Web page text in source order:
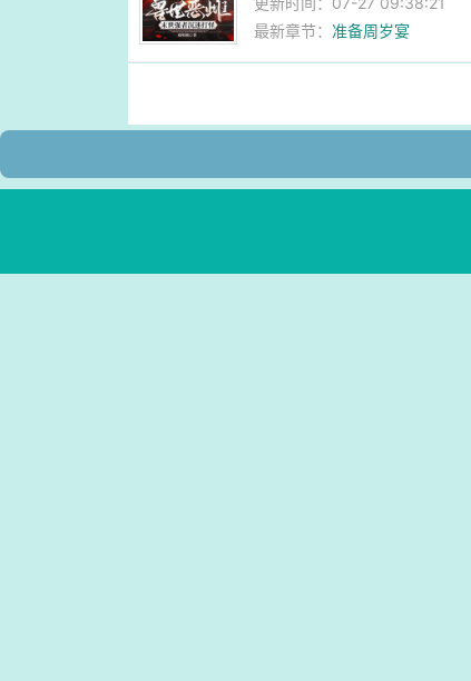
最新章节：准备周岁宴